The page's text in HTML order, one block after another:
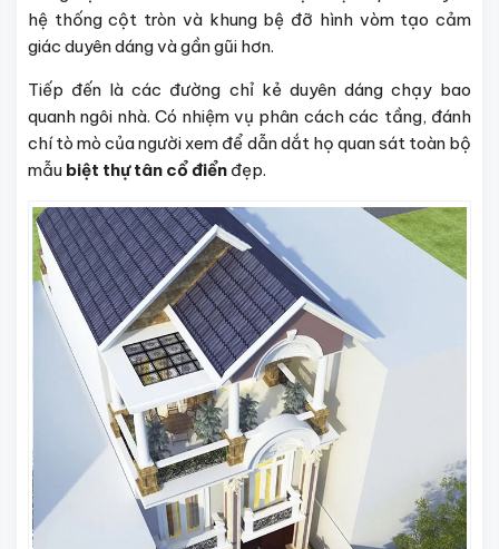
hệ thống cột tròn và khung bệ đỡ hình vòm tạo cảm
giác duyên dáng và gần gũi hơn.
Tiếp đến là các đường chỉ kẻ duyên dáng chạy bao
quanh ngôi nhà. Có nhiệm vụ phân cách các tầng, đánh
chí tò mò của người xem để dẫn dắt họ quan sát toàn bộ
mẫu biệt thự tân cổ điển đẹp.